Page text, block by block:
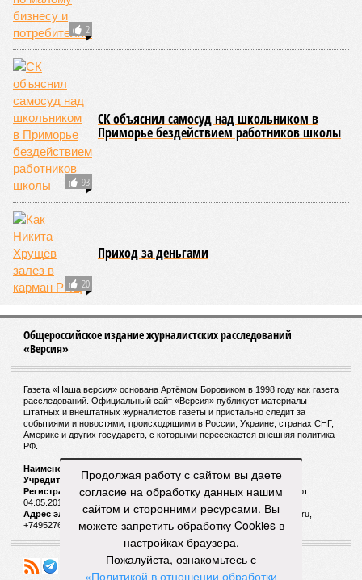
управления на основе уроков украинского
конфликта
Афганистан предложил отправить в Россию
Владимир Зеленский уволил Андрея Ермака с
поста руководителя офиса президента
СЛУЧАЙНЫЕ СТАТЬИ
Турки с армянами – братья навек
В геноциде, по мнению Никола Пашиняна,
Продолжая работу с сайтом вы даете
согласие на обработку данных нашим
сайтом и сторонними ресурсами. Вы
можете запретить обработку Cookies в
настройках браузера.
Пожалуйста, ознакомьтесь с
«Политикой в отношении обработки